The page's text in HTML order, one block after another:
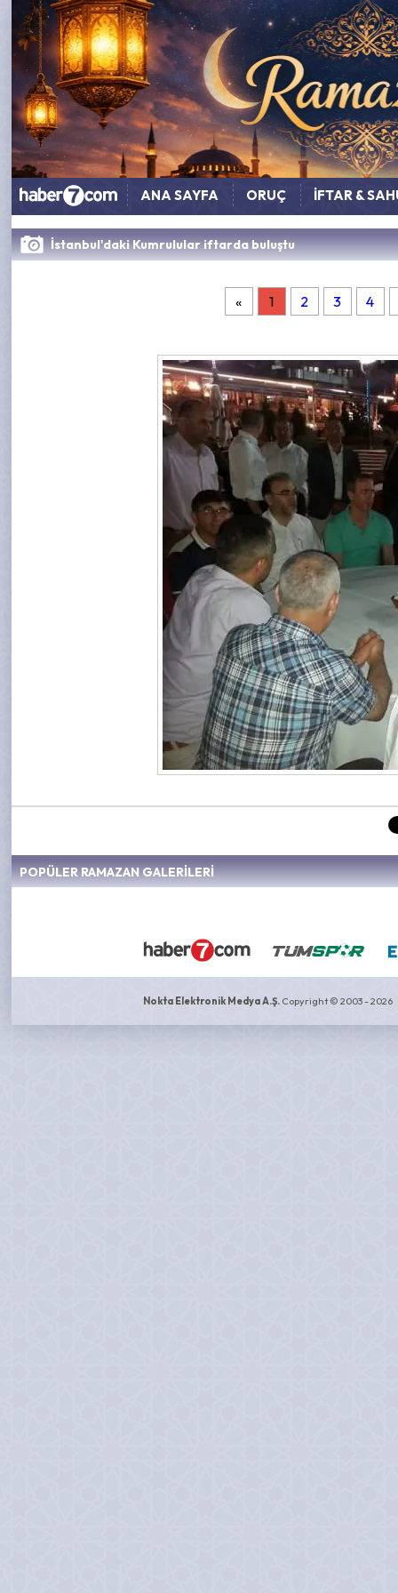
ANA SAYFA ORUÇ İFTAR &
İstanbul'daki Kumrulular iftarda buluştu
« 1 2 3 4
POPÜLER RAMAZAN GALERİLERİ
Nokta Elektronik Medya A.Ş. Copyright © 2003 - 2026